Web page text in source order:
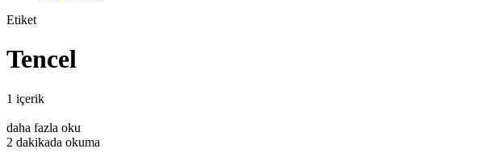
Etiket
Tencel
1 içerik
daha fazla oku
2 dakikada okuma